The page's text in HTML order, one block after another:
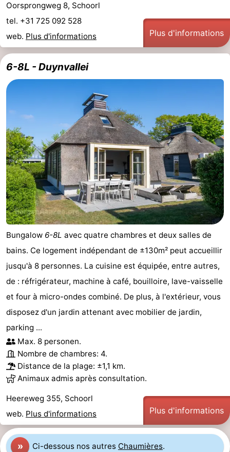
Oorsprongweg 8, Schoorl
tel. +31 725 092 528
web. Plus d'informations Plus d'informations
6-8L - Duynvallei
Bungalow 6-8L avec quatre chambres et deux salles de
bains. Ce logement indépendant de ±130m² peut accueillir
jusqu'à 8 personnes. La cuisine est équipée, entre autres,
de : réfrigérateur, machine à café, bouilloire, lave-vaisselle
et four à micro-ondes combiné. De plus, à l'extérieur, vous
disposez d'un jardin attenant avec mobilier de jardin,
parking ...
Max. 8 personen.
Nombre de chambres: 4.
Distance de la plage: ±1,1 km.
Animaux admis après consultation.
Heereweg 355, Schoorl
web. Plus d'informations Plus d'informations
» Ci-dessous nos autres Chaumières.